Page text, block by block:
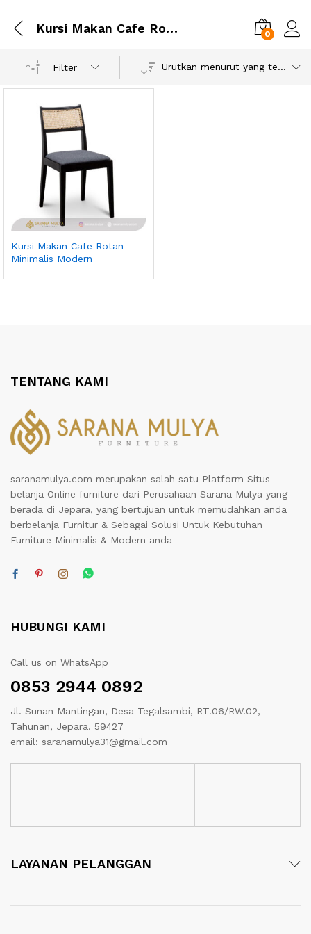
Kursi Makan Cafe Rotan Minimalis Modern 0
Filter Urutkan menurut yang terbaru
Kursi Makan Cafe Rotan
Minimalis Modern
TENTANG KAMI
saranamulya.com merupakan salah satu Platform Situs
belanja Online furniture dari Perusahaan Sarana Mulya yang
berada di Jepara, yang bertujuan untuk memudahkan anda
berbelanja Furnitur & Sebagai Solusi Untuk Kebutuhan
Furniture Minimalis & Modern anda
HUBUNGI KAMI
Call us on WhatsApp
0853 2944 0892
Jl. Sunan Mantingan, Desa Tegalsambi, RT.06/RW.02,
Tahunan, Jepara. 59427
email: saranamulya31@gmail.com
LAYANAN PELANGGAN